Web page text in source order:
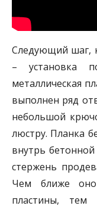
Следующий шаг,
– установка
металлическая
выполнен ряд
небольшой
люстру. Планка
внутрь
стержень
Чем ближе
пластины, тем